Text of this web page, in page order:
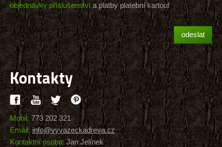
objednávky příslušenství a platby platební kartou!
Kontakty
Mobil:773 202 321
Email: info@vyvazeckadreva.cz
Kontaktní osoba:Jan Jelínek